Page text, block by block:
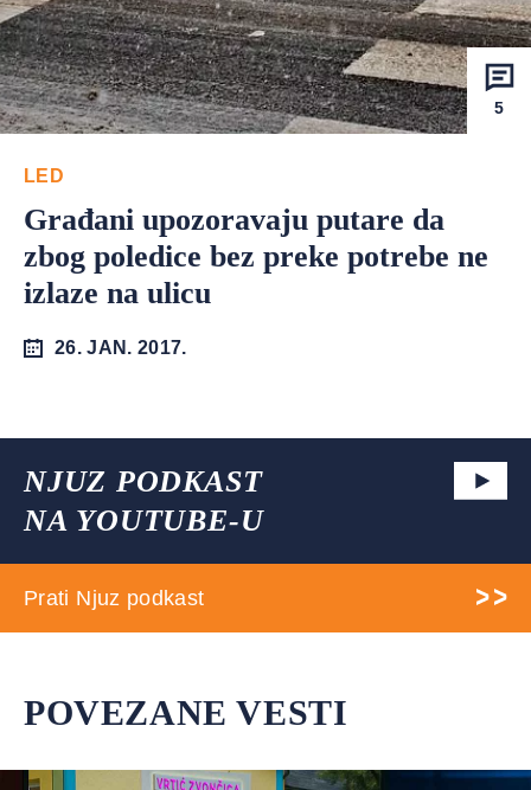
5
LED
Građani upozoravaju putare da
zbog poledice bez preke potrebe ne
izlaze na ulicu
26. JAN. 2017.
NJUZ PODKAST
NA YOUTUBE-U
Prati Njuz podkast
POVEZANE VESTI